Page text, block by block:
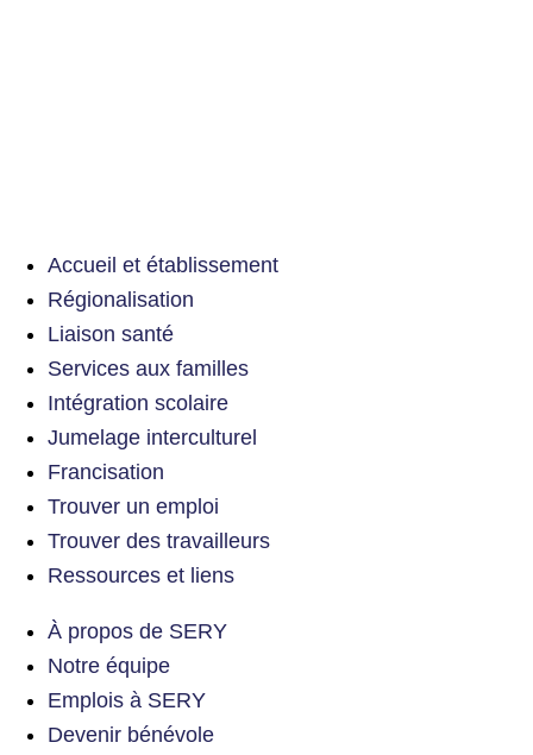
Accueil et établissement
Régionalisation
Liaison santé
Services aux familles
Intégration scolaire
Jumelage interculturel
Francisation
Trouver un emploi
Trouver des travailleurs
Ressources et liens
À propos de SERY
Notre équipe
Emplois à SERY
Devenir bénévole